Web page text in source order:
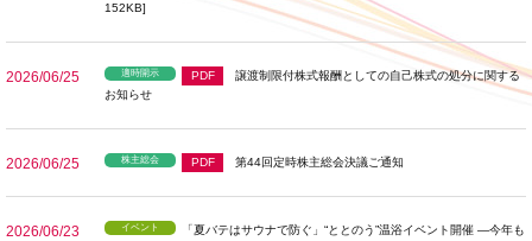
152KB]
2026/06/25 適時開示 PDF
譲渡制限付株式報酬としての自己株式の処分に関する
お知らせ
2026/06/25 株主総会 PDF 第44回定時株主総会決議ご通知
2026/06/23 イベント
「夏バテはサウナで防ぐ」“ととのう”温浴イベント開催 ―今年も